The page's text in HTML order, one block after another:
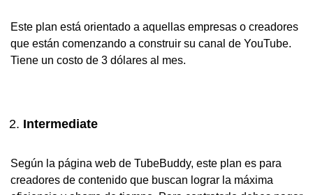
Este plan está orientado a aquellas empresas o creadores
que están comenzando a construir su canal de YouTube.
Tiene un costo de 3 dólares al mes.
Intermediate
Según la página web de TubeBuddy, este plan es para
creadores de contenido que buscan lograr la máxima